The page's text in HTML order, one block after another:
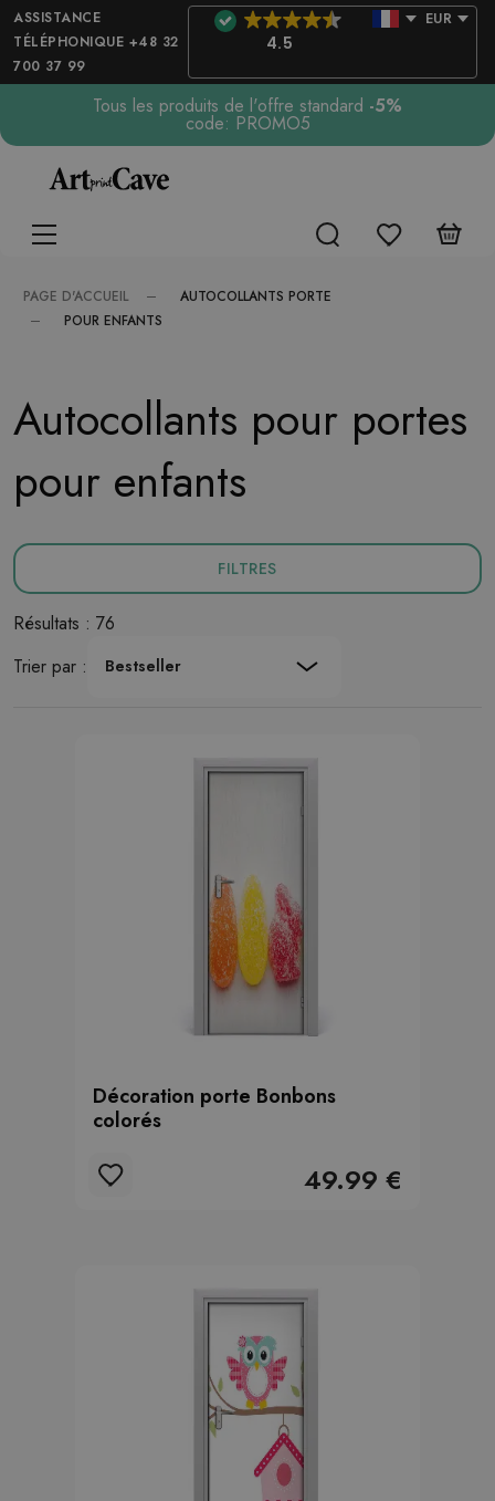
ASSISTANCE
TÉLÉPHONIQUE +48 32
700 37 99
4.5
EUR
Tous les produits de l'offre standard -5%
code: PROMO5
PAGE D'ACCUEIL
AUTOCOLLANTS PORTE
POUR ENFANTS
Autocollants pour portes
pour enfants
FILTRES
Résultats : 76
Trier par :
Bestseller
Décoration porte Bonbons
colorés
49.99 €